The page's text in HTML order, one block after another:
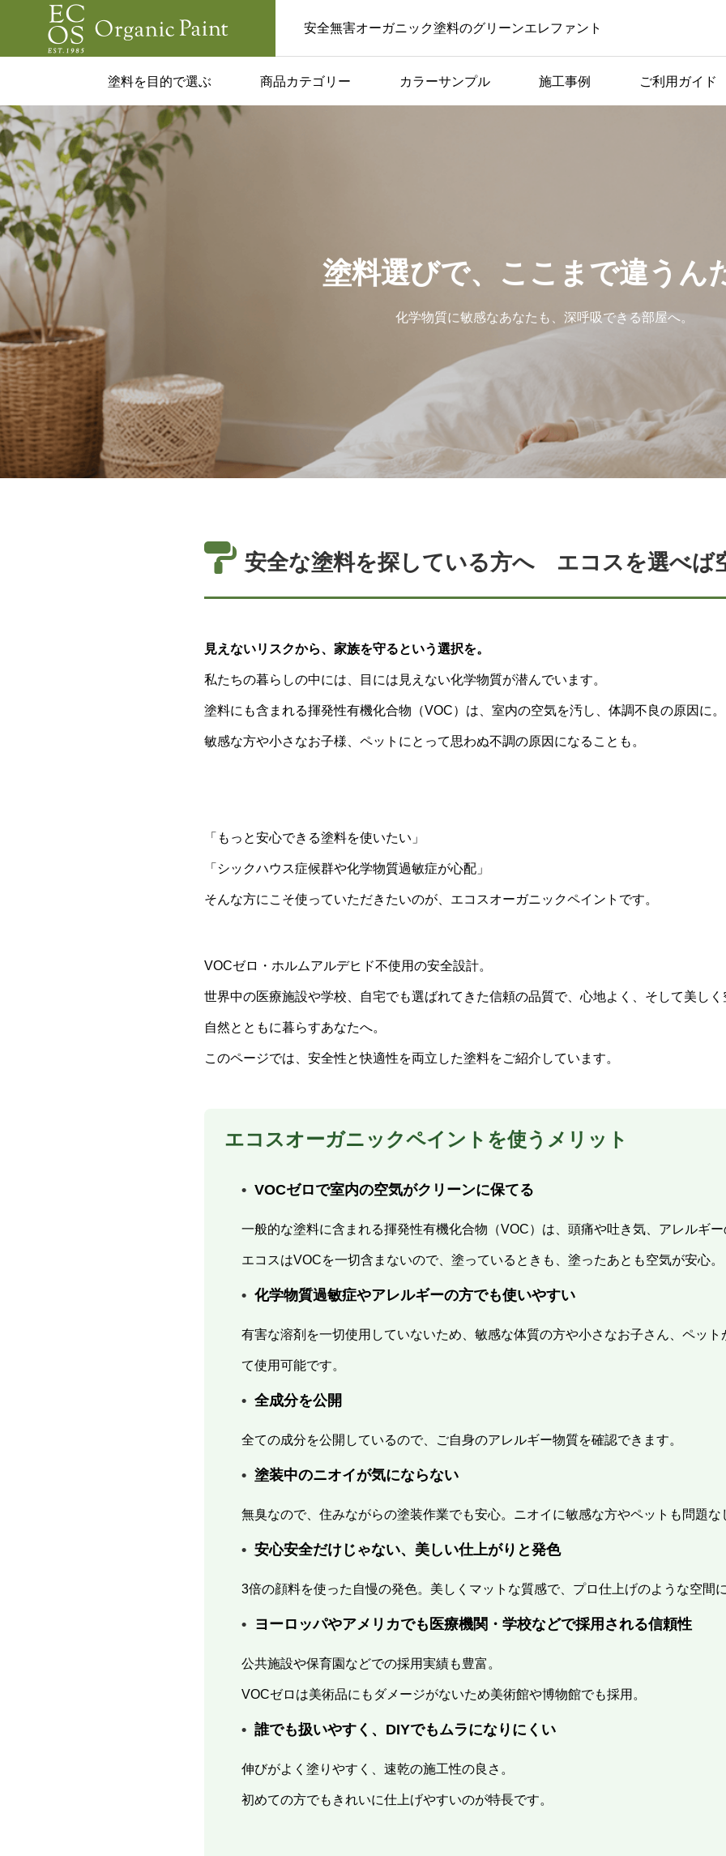
安全無害オーガニック塗料のグリーンエレファント
塗料を目的で選ぶ 商品カテゴリー カラーサンプル 施工事例 ご利用ガイド
一覧
な家にした
塗料でつく
れ空間

塗料選びで、ここまで違うん
化学物質に敏感なあなたも、深呼吸できる部屋へ。
安全な塗料を探している方へ エコスを選べば
見えないリスクから、家族を守るという選択を。
私たちの暮らしの中には、目には見えない化学物質が潜んでいます。
塗料にも含まれる揮発性有機化合物（VOC）は、室内の空気を汚し、体調不良の原因に。
敏感な方や小さなお子様、ペットにとって思わぬ不調の原因になることも。
「もっと安心できる塗料を使いたい」
「シックハウス症候群や化学物質過敏症が心配」
そんな方にこそ使っていただきたいのが、エコスオーガニックペイントです。
VOCゼロ・ホルムアルデヒド不使用の安全設計。
世界中の医療施設や学校、自宅でも選ばれてきた信頼の品質で、心地よく、そして美しく
自然とともに暮らすあなたへ。
このページでは、安全性と快適性を両立した塗料をご紹介しています。
エコスオーガニックペイントを使うメリット
VOCゼロで室内の空気がクリーンに保てる
一般的な塗料に含まれる揮発性有機化合物（VOC）は、頭痛や吐き気、アレルギー
エコスはVOCを一切含まないので、塗っているときも、塗ったあとも空気が安心。
化学物質過敏症やアレルギーの方でも使いやすい
有害な溶剤を一切使用していないため、敏感な体質の方や小さなお子さん、ペット
て使用可能です。
全成分を公開
全ての成分を公開しているので、ご自身のアレルギー物質を確認できます。
塗装中のニオイが気にならない
無臭なので、住みながらの塗装作業でも安心。ニオイに敏感な方やペットも問題な
安心安全だけじゃない、美しい仕上がりと発色
3倍の顔料を使った自慢の発色。美しくマットな質感で、プロ仕上げのような空間に
ヨーロッパやアメリカでも医療機関・学校などで採用される信頼性
公共施設や保育園などでの採用実績も豊富。
VOCゼロは美術品にもダメージがないため美術館や博物館でも採用。
誰でも扱いやすく、DIYでもムラになりにくい
伸びがよく塗りやすく、速乾の施工性の良さ。
初めての方でもきれいに仕上げやすいのが特長です。